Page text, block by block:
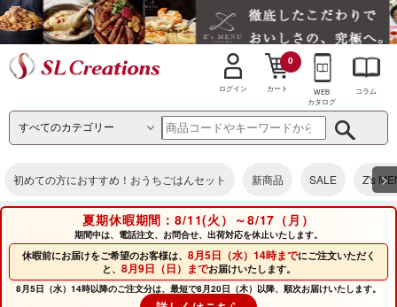
ログイン カート
0
WEB
カタログ
コラム
初めての方におすすめ！おうちごはんセット 新商品 SALE Z's >
夏期休暇期間：8/11(火）～8/17（月）
期間中は、電話注文、お問合せ、出荷対応を休止いたします。
休暇前にお届けをご希望のお客様は、 8月5日（水）14時までにご注文いただく
と、 8月9日（日）までお届けいたします。
8月5日（水）14時以降のご注文分は、最短で8月20日（木）以降、順次お届けいたします。